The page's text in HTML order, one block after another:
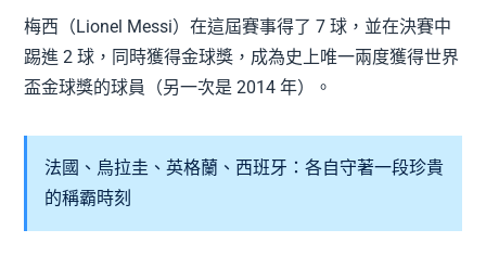
梅西（Lionel Messi）在這屆賽事得了 7 球，並在決賽中
踢進 2 球，同時獲得金球獎，成為史上唯一兩度獲得世界
盃金球獎的球員（另一次是 2014 年）。
法國、烏拉圭、英格蘭、西班牙：各自守著一段珍貴
的稱霸時刻